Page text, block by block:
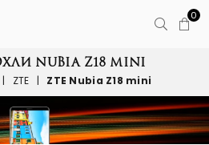
0
NUBIA Z18 MINI
| ZTE | ZTE Nubia Z18 mini